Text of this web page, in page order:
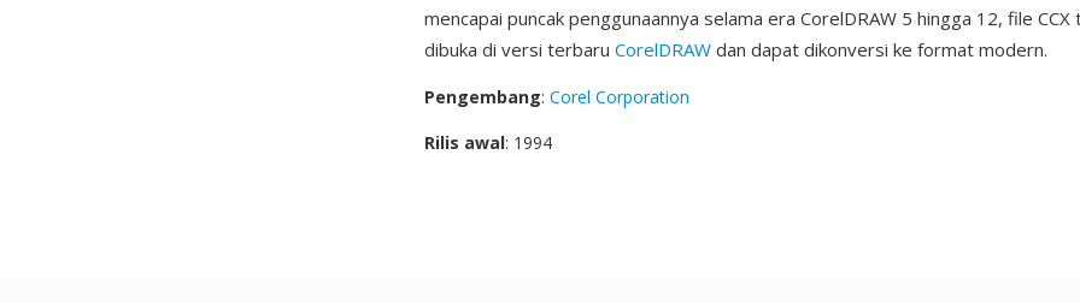
mencapai puncak penggunaannya selama era CorelDRAW 5 hingga 12, file
dibuka di versi terbaru CorelDRAW dan dapat dikonversi ke format modern.
Pengembang: Corel Corporation
Rilis awal: 1994